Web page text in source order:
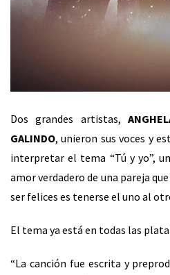
Dos grandes artistas,
GALINDO, unieron sus voces y
interpretar el tema “Tú y yo”,
amor verdadero de una pareja
ser felices es tenerse el uno al
El tema ya está en todas las
“La canción fue escrita y